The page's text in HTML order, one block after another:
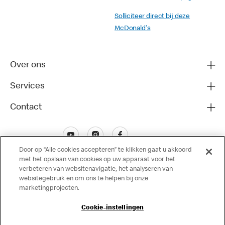
Solliciteer direct bij deze
McDonald's
Over ons
Services
Contact
Privacy Cookies
Door op “Alle cookies accepteren” te klikken gaat u akkoord
met het opslaan van cookies op uw apparaat voor het
verbeteren van websitenavigatie, het analyseren van
websitegebruik en om ons te helpen bij onze
marketingprojecten.
Cookie-instellingen